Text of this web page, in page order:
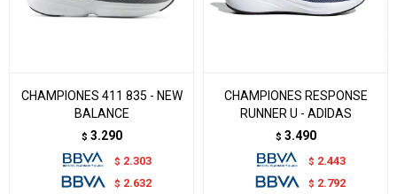
CHAMPIONES 411 835 - NEW
BALANCE
$ 3.290
$ 2.303
$ 2.632
CHAMPIONES RESPONSE
RUNNER U - ADIDAS
$ 3.490
$ 2.443
$ 2.792